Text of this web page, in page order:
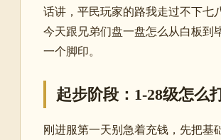
话讲，平民玩家的路我走过不下七
今天跟兄弟们盘一盘怎么从白板到
一个脚印。
起步阶段：1-28级怎么
刚进服第一天别急着充钱，先把基